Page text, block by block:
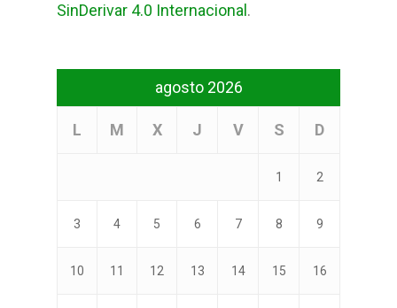
SinDerivar 4.0 Internacional .
agosto 2026
L M X J V S D
1 2
3 4 5 6 7 8 9
10 11 12 13 14 15 16